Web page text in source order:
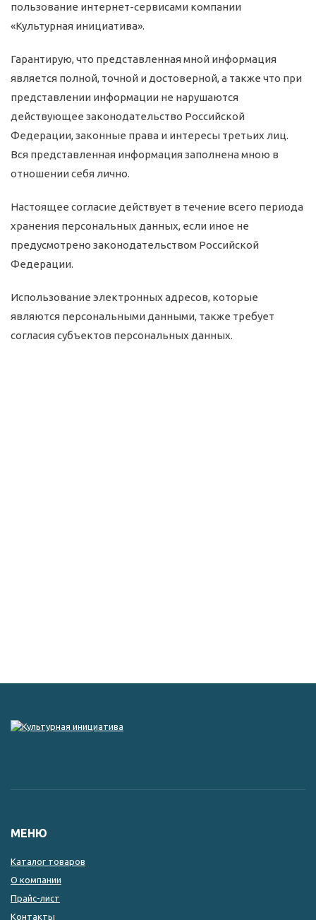
пользование интернет-сервисами компании
«Культурная инициатива».
Гарантирую, что представленная мной информация
является полной, точной и достоверной, а также что при
представлении информации не нарушаются
действующее законодательство Российской
Федерации, законные права и интересы третьих лиц.
Вся представленная информация заполнена мною в
отношении себя лично.
Настоящее согласие действует в течение всего периода
хранения персональных данных, если иное не
предусмотрено законодательством Российской
Федерации.
Использование электронных адресов, которые
являются персональными данными, также требует
согласия субъектов персональных данных.
МЕНЮ
Каталог товаров
О компании
Прайс-лист
Контакты